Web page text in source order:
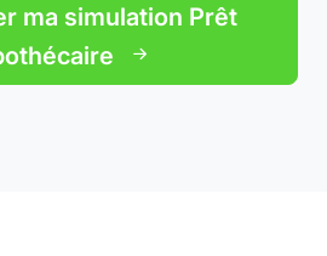
ma simulation Prêt